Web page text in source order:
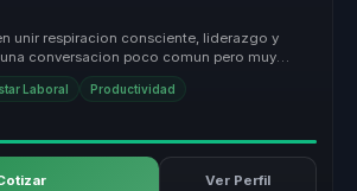
unir respiracion consciente, liderazgo y
conversacion poco comun pero muy
Laboral Productividad
Ver Perfil